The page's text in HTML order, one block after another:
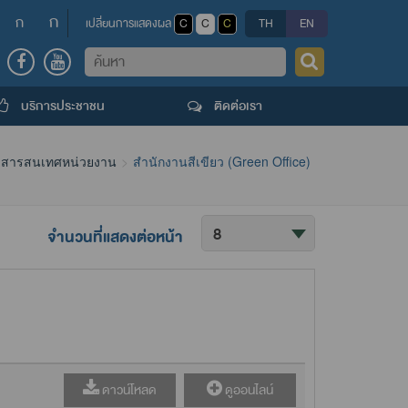
ก ก เปลี่ยนการแสดงผล C C C TH EN
ค้นหา
บริการประชาชน ติดต่อเรา
สารสนเทศหน่วยงาน สำนักงานสีเขียว (Green Office)
จำนวนที่แสดงต่อหน้า
ดาวน์โหลด ดูออนไลน์